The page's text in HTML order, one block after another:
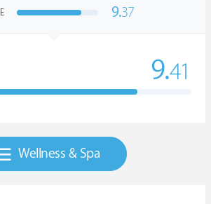
9.37
9.41
Wellness & Spa